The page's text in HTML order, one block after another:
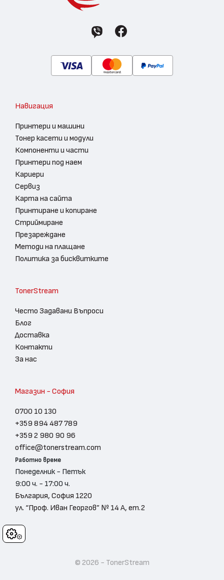
Cookies
Навигация
Принтери и машини
Тонер касети и модули
Компоненти и части
Принтери под наем
Кариери
Сервиз
Карта на сайта
Принтиране и копиране
Стриймиране
Презареждане
Методи на плащане
Политика за бисквитките
TonerStream
Често Задавани Въпроси
Блог
Доставка
Контакти
За нас
Магазин - София
0700 10 130
+359 894 487 789
+359 2 980 90 96
office@tonerstream.com
Работно време
Понеделник - Петък
9:00 ч. - 17:00 ч.
България, София 1220
ул. “Проф. Иван Георгов” № 14 А, ет.2
© 2026 - TonerStream